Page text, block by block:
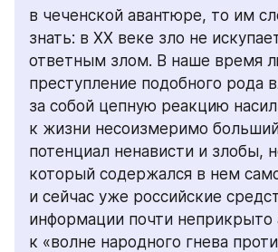
в чеченской авантюре, то им
знать: в XX веке зло не
ответным злом. В наше время
преступление подобного рода
за собой цепную реакцию
к жизни несоизмеримо
потенциал ненависти и злобы,
который содержался в нем
и сейчас уже российские
информации почти неприкрыто
к «волне народного гнева